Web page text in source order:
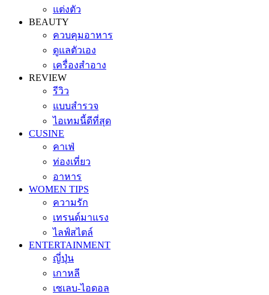
แต่งตัว
BEAUTY
ควบคุมอาหาร
ดูแลตัวเอง
เครื่องสำอาง
REVIEW
รีวิว
แบบสำรวจ
ไอเทมนี้ดีที่สุด
CUSINE
คาเฟ่
ท่องเที่ยว
อาหาร
WOMEN TIPS
ความรัก
เทรนด์มาแรง
ไลฟ์สไตล์
ENTERTAINMENT
ญี่ปุ่น
เกาหลี
เซเลบ-ไอดอล